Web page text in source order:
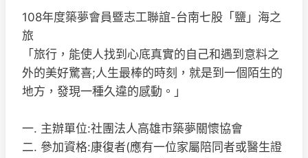
108年度築夢會員暨志工聯誼-台南七股「鹽」海之
旅
「旅行，能使人找到心底真實的自己和遇到意料之
外的美好驚喜;人生最棒的時刻，就是到一個陌生的
地方，發現一種久違的感動。」
一. 主辦單位:社團法人高雄市築夢關懷協會
二. 參加資格:康復者(應有一位家屬陪同者或醫生證